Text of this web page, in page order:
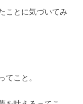
ことに気づいてみ
てこと。